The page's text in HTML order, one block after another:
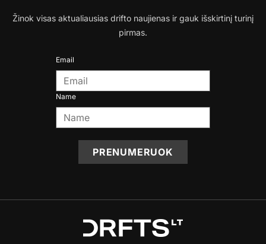
Žinok visas aktualiausias drifto naujienas ir gauk išskirtinį turinį
pirmas.
Email
Name
PRENUMERUOK